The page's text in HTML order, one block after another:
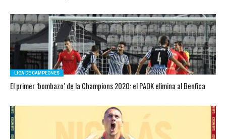
LIGA DE CAMPEONES
El primer ‘bombazo’ de la Champions 2020: el PAOK elimina al Benfica